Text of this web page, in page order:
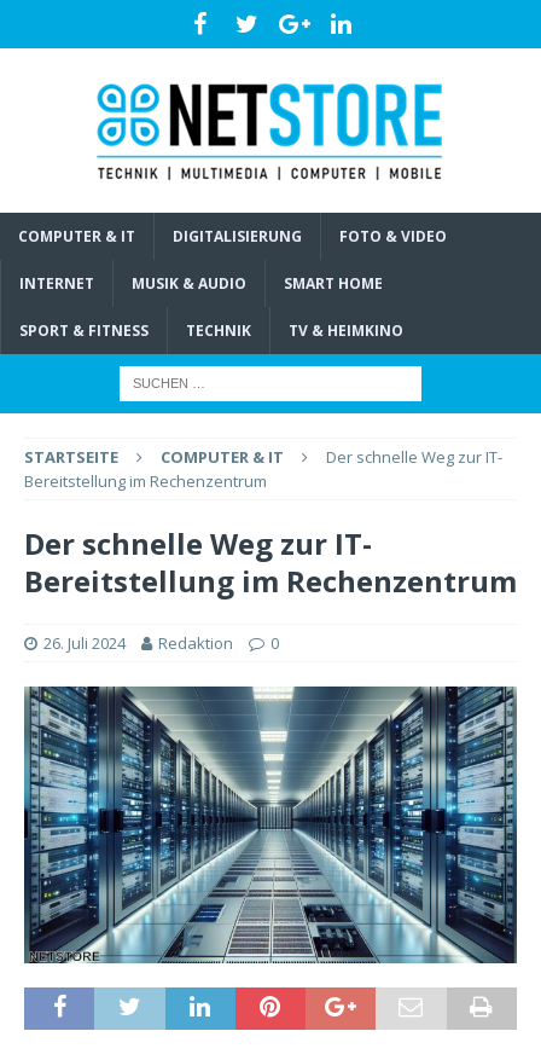
COMPUTER & IT DIGITALISIERUNG FOTO & VIDEO
INTERNET MUSIK & AUDIO SMART HOME
SPORT & FITNESS TECHNIK TV & HEIMKINO
STARTSEITE COMPUTER & IT
Der schnelle Weg zur IT-
Bereitstellung im Rechenzentrum
Der schnelle Weg zur IT-
Bereitstellung im Rechenzentrum
26. Juli 2024 Redaktion 0